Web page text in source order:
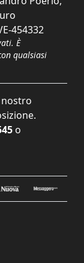
454332
È
qualsiasi
nostro
o